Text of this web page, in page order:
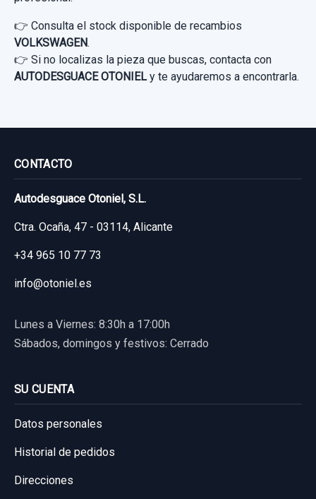
5QF412021PP
AMORTIGUADOR DELANTERO IZQUIERDO...
usado.
4MOTION
Garantía 1 año
Ref:1034873
67,76 €
👉 Consulta el stock disponible de recambios
VOLKSWAGEN.
👉 Si no localizas la pieza que buscas, contacta con
AUTODESGUACE OTONIELy te ayudaremos a encontrarla.
CONTACTO
Autodesguace Otoniel, S.L.
Ctra. Ocaña, 47 - 03114, Alicante
+34 965 10 77 73
info@otoniel.es
Lunes a Viernes: 8:30h a 17:00h
Sábados, domingos y festivos: Cerrado
SU CUENTA
Datos personales
Historial de pedidos
Direcciones